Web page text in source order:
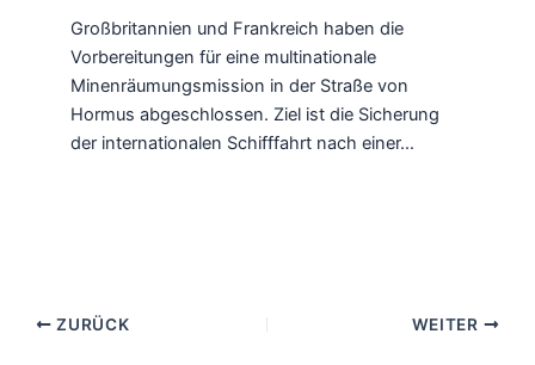
Großbritannien und Frankreich haben die
Vorbereitungen für eine multinationale
Minenräumungsmission in der Straße von
Hormus abgeschlossen. Ziel ist die Sicherung
der internationalen Schifffahrt nach einer…
ZURÜCK WEITER